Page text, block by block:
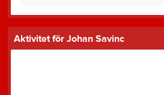
Aktivitet för Johan Savinc